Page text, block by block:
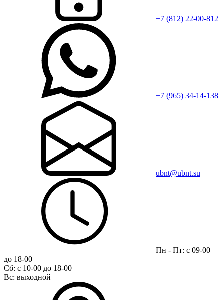
+7 (812) 22-00-812
+7 (965) 34-14-138
ubnt@ubnt.su
Пн - Пт: с 09-00
до 18-00
Сб: с 10-00 до 18-00
Вс: выходной